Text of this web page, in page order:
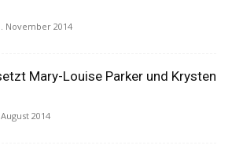
November 2014
Mary-Louise Parker und Krysten
2014